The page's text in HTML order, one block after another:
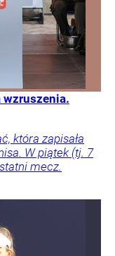
wzruszenia.
która zapisała
W piątek (tj. 7
mecz.